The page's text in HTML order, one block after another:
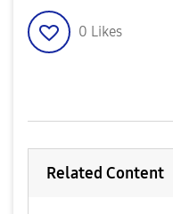
0 Likes
Related Content